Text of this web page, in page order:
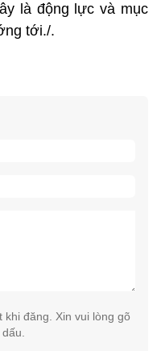
là động lực và mục
tới./.
đăng. Xin vui lòng gõ